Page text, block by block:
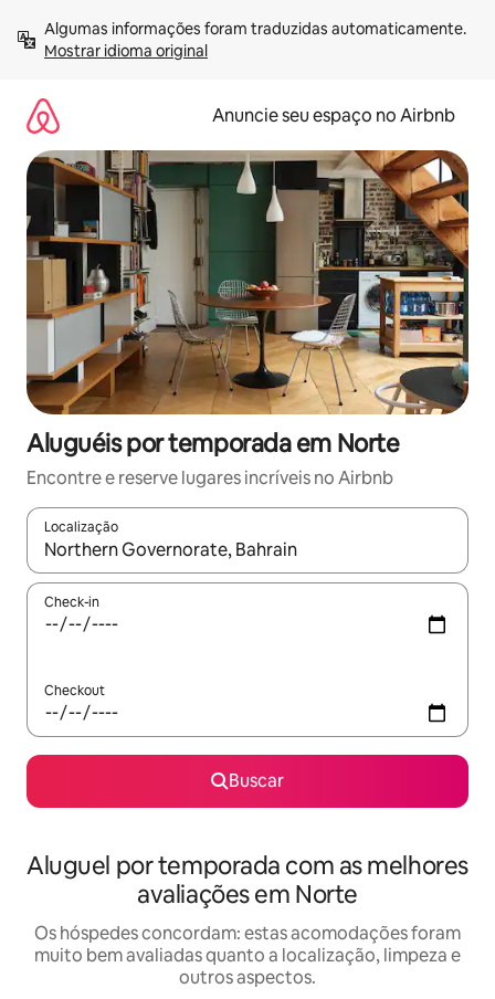
para
Mostrar idioma original
Anuncie seu espaço no Airbnb
Aluguéis por temporada em Norte
Encontre e reserve lugares incríveis no Airbnb
Localização
Quando os resultados estiverem disponíveis, explore-os
Check-in
Checkout
Buscar
Aluguel por temporada com as melhores
avaliações em Norte
Os hóspedes concordam: estas acomodações foram
muito bem avaliadas quanto a localização, limpeza e
outros aspectos.